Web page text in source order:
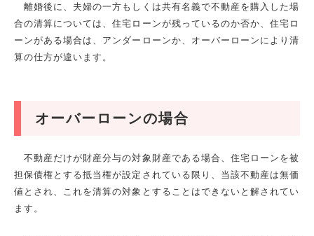
離婚後に、夫婦の一方もしくは共有名義で不動産を購入した場
合の清算については、住宅ローンが残っているのか否か、住宅ロ
ーンがある場合は、アンダーローンか、オーバーローンにより清
算の仕方が違います。
オーバーローンの場合
不動産だけが財産分与の対象財産である場合、住宅ローンを被
担保債権とする抵当権が設定されている限り、当該不動産は無価
値とされ、これを清算の対象とすることはできないと解されてい
ます。